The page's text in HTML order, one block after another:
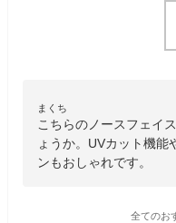
まくち
こちらのノースフェイ
ょうか。UVカット機能
ンもおしゃれです。
全てのお